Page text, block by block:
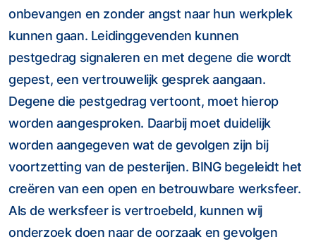
onbevangen en zonder angst naar hun werkplek
kunnen gaan. Leidinggevenden kunnen
pestgedrag signaleren en met degene die wordt
gepest, een vertrouwelijk gesprek aangaan.
Degene die pestgedrag vertoont, moet hierop
worden aangesproken. Daarbij moet duidelijk
worden aangegeven wat de gevolgen zijn bij
voortzetting van de pesterijen. BING begeleidt het
creëren van een open en betrouwbare werksfeer.
Als de werksfeer is vertroebeld, kunnen wij
onderzoek doen naar de oorzaak en gevolgen